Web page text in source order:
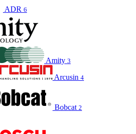
ADR 6
Amity 3
Arcusin 4
Bobcat 2